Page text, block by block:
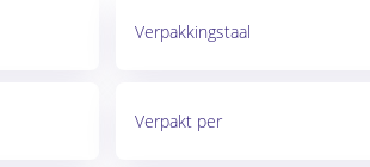
Verpakkingstaal
Verpakt per